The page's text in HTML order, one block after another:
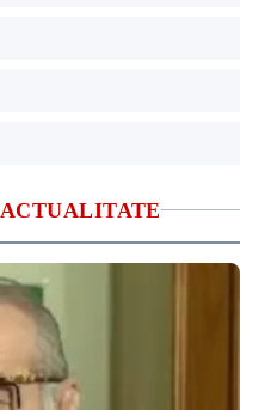
ACTUALITATE